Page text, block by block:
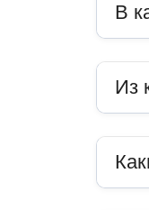
В
Из